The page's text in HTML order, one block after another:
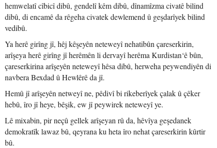
hemwelatî cîbicî dibû, gendelî kêm dibû, dînamîzma civatê bilind
dibû, di encamê da rêgeha civatek dewlemend û geşdarîyek bilind
vedibû.
Ya herê girîng jî, hêj kêşeyên neteweyî nehatibûn çareserkirin,
arîşeya herê girîng jî herêmên li dervayî herêma Kurdistan‘ê bûn,
çareserkirina arîşeyên neteweyî hêsa dibû, herweha peywendiyên di
navbera Bexdad û Hewlêrê da jî.
Hemû jî arîşeyên netweyî ne, pêdivî bi rikeberîyek çalak û çêker
hebû, îro jî heye, bêşik, ew jî peywirek neteweyî ye.
Lê mixabin, pir neçû gellek arîşeyan rû da, hêvîya geşedanek
demokratîk lawaz bû, qeyrana ku heta îro nehat çareserkirin kûrtir
bû.